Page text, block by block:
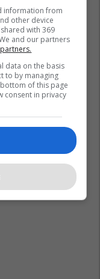
information from
other device
with 369
and our partners
data on the basis
to by managing
of this page
consent in privacy